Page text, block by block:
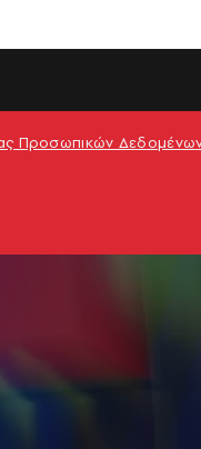
Προσωπικών